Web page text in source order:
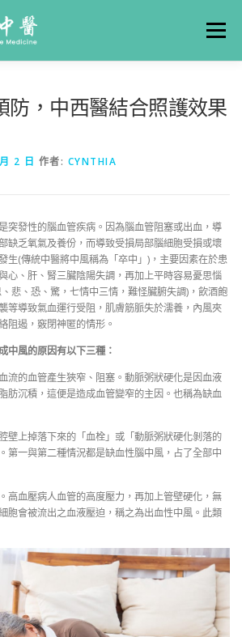
選單
防，中西醫結合照護效果
2 日 作者: CYNTHIA
突發性的腦血管疾病。因為腦血管阻塞或出血，導
缺乏氧氣及養份，而導致受損局部腦細胞受損或壞
生(傳統中醫將中風稱為「卒中」)，主要因素在於患
心、肝、腎三臟陰陽失調，再加上平時容易憂思惱
悲、恐、驚，七情中三情，難怪臟腑失調)，飲酒飽
等導致氣血運行受阻，肌膚筋脈失於濡養，內風夾
阻遏，竅閉神匿的情形。
中風的原因有以下三種：
流的血管產生狹窄、阻塞。動脈粥狀硬化是因血液
肪沉積，這便是造成血管變窄的主因。也稱為缺血
壁上掉落下來的「血栓」或「動脈粥狀硬化剝落的
第一與第二種情況都是缺血性腦中風，占了全部中
高血壓病人血管的高度壓力，再加上管壁硬化，無
胞會被流出之血液壓迫，稱之為出血性中風。此類